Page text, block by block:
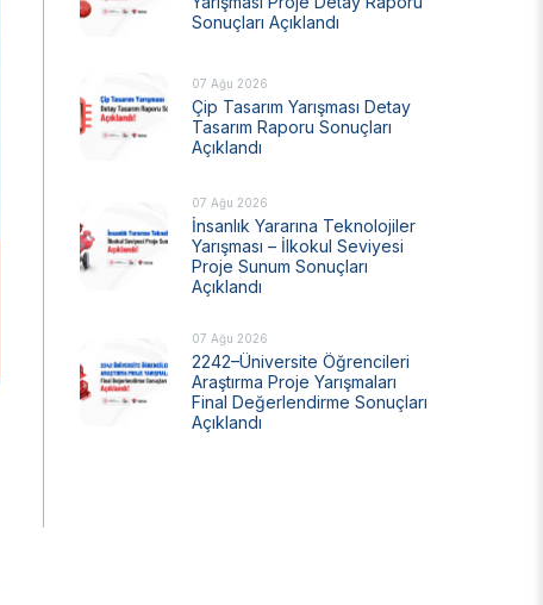
Ulusal Metroloji Enstitüsü (UME)
Kutup Araştırmaları Enstitüsü (KARE)
Sonuçları Açıklandı
07 Ağu 2026
Çip Tasarım Yarışması Detay
Tasarım Raporu Sonuçları
Açıklandı
07 Ağu 2026
İnsanlık Yararına Teknolojiler
Yarışması – İlkokul Seviyesi
Proje Sunum Sonuçları
Açıklandı
07 Ağu 2026
2242–Üniversite Öğrencileri
Araştırma Proje Yarışmaları
Final Değerlendirme Sonuçları
Açıklandı